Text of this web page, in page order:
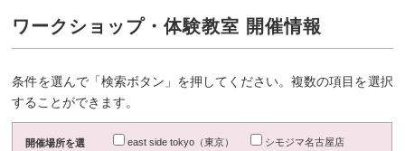
ワークショップ・体験教室 開催情報
条件を選んで「検索ボタン」を押してください。複数の項目を選択
することができます。
開催場所を選
east side tokyo（東京）
シモジマ名古屋店